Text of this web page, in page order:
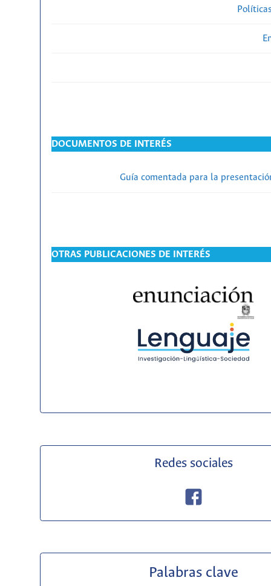
DOCUMENTOS DE INTERÉS
Guía comentada para la
OTRAS PUBLICACIONES DE INTERÉS
Redes sociales
Palabras clave